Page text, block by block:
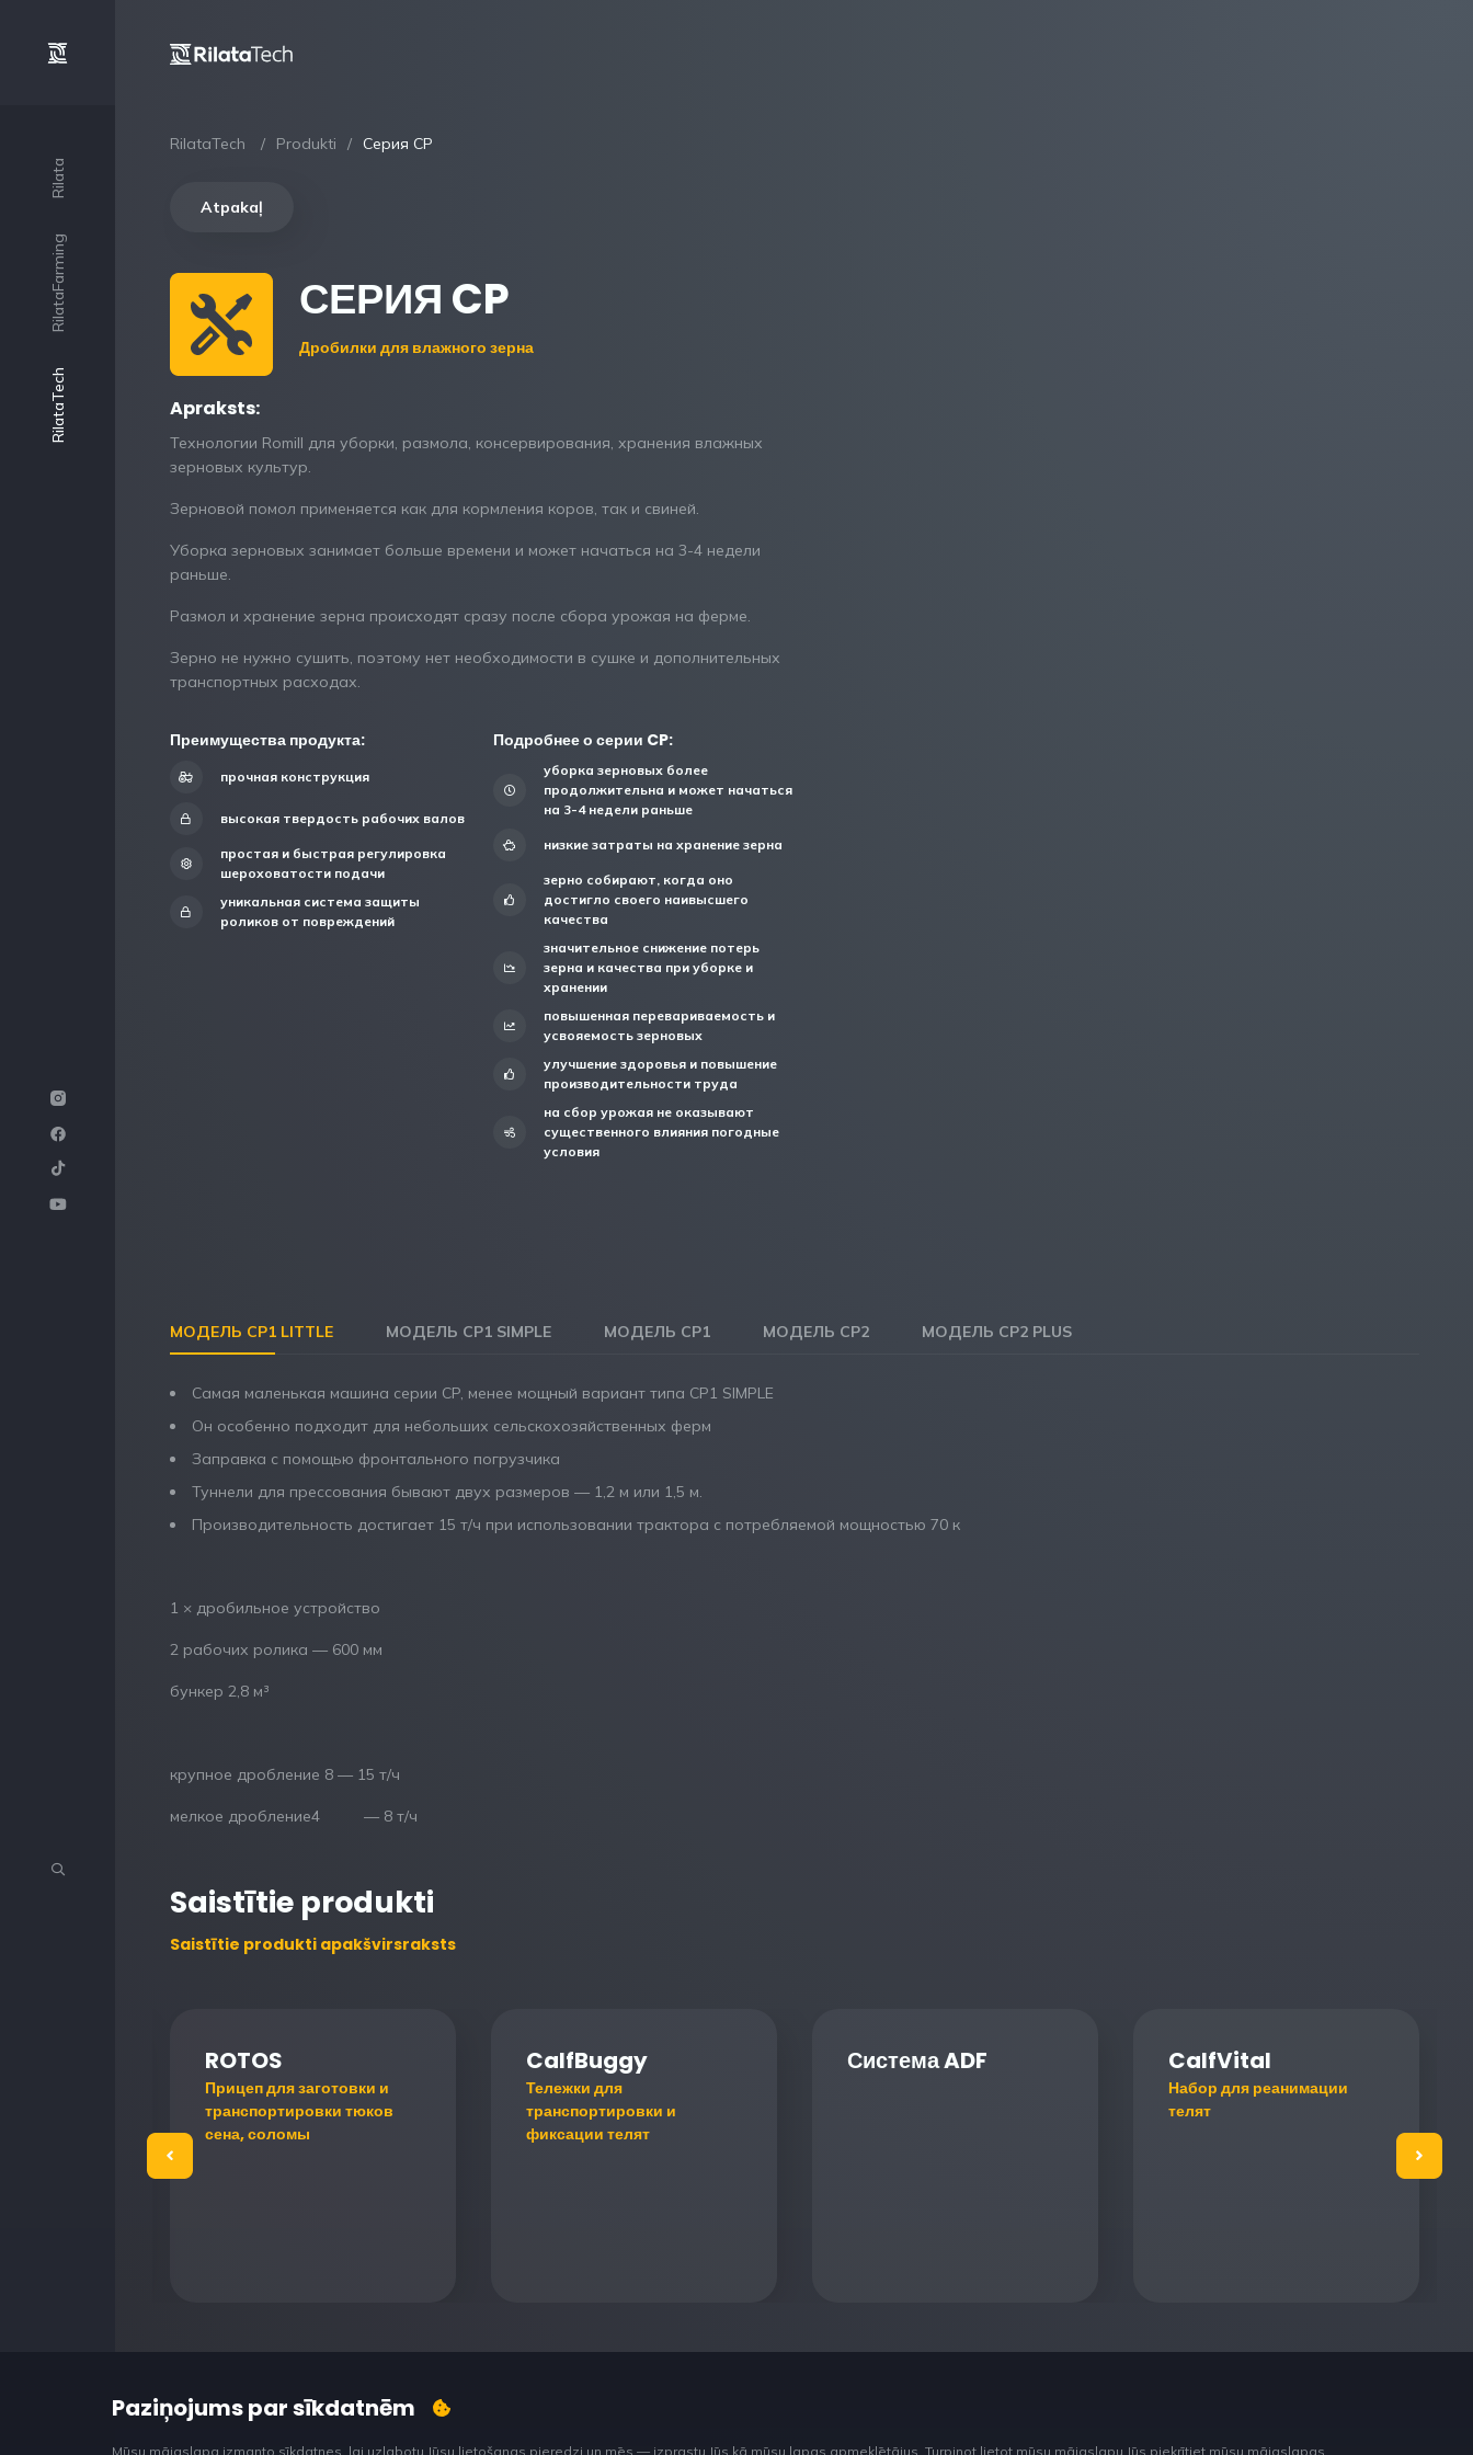
Rilata
RilataFarming
RilataTech
RilataTech Produkti Серия CP
Atpakaļ
СЕРИЯ CP
Дробилки для влажного зерна
Apraksts:
Технологии Romill для уборки, размола, консервирования, хранения влажных
зерновых культур.
Зерновой помол применяется как для кормления коров, так и свиней.
Уборка зерновых занимает больше времени и может начаться на 3-4 недели
раньше.
Размол и хранение зерна происходят сразу после сбора урожая на ферме.
Зерно не нужно сушить, поэтому нет необходимости в сушке и дополнительных
транспортных расходах.
Преимущества продукта:
прочная конструкция
высокая твердость рабочих валов
простая и быстрая регулировка
шероховатости подачи
уникальная система защиты
роликов от повреждений
Подробнее о серии CP:
уборка зерновых более
продолжительна и может начаться
на 3-4 недели раньше
низкие затраты на хранение зерна
зерно собирают, когда оно
достигло своего наивысшего
качества
значительное снижение потерь
зерна и качества при уборке и
хранении
повышенная перевариваемость и
усвояемость зерновых
yлучшение здоровья и повышение
производительности труда
на сбор урожая не оказывают
существенного влияния погодные
условия
МОДЕЛЬ CP1 LITTLE МОДЕЛЬ CP1 SIMPLE МОДЕЛЬ CP1 МОДЕЛЬ CP2 МОДЕЛЬ CP2 PLUS
Самая маленькая машина серии CP, менее мощный вариант типа CP1 SIMPLE
Он особенно подходит для небольших сельскохозяйственных ферм
Заправка с помощью фронтального погрузчика
Туннели для прессования бывают двух размеров — 1,2 м или 1,5 м.
Производительность достигает 15 т/ч при использовании трактора с потребляемой мощностью 70 к
1 × дробильное устройство
2 рабочих ролика — 600 мм
бункер 2,8 м³
крупное дробление 8 — 15 т/ч
мелкое дробление4 — 8 т/ч
Saistītie produkti
Saistītie produkti apakšvirsraksts
ROTOS
Прицеп для заготовки и
транспортировки тюков
сена, соломы
CalfBuggy
Тележки для
транспортировки и
фиксации телят
Система ADF CalfVital
Набор для реанимации
телят
Paziņojums par sīkdatnēm
Mūsu mājaslapa izmanto sīkdatnes, lai uzlabotu Jūsu lietošanas pieredzi un mēs — izprastu Jūs kā mūsu lapas apmeklētājus. Turpinot lietot mūsu mājaslapu Jūs piekrītiet mūsu mājaslapas